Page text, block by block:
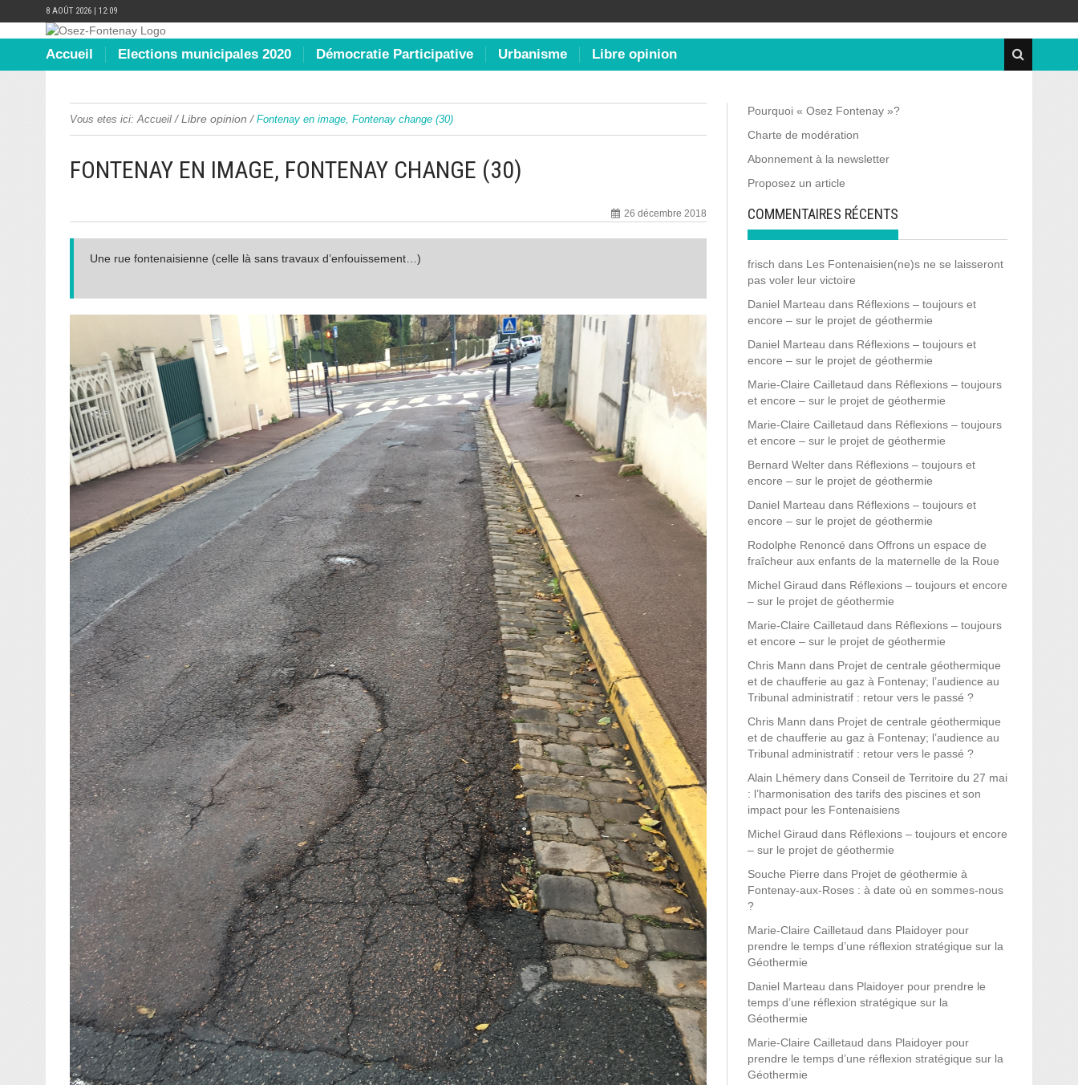
8 AOÛT 2026 | 12:09
Accueil Elections municipales 2020 Démocratie Participative Urbanisme Libre opinion
Vous etes ici: Accueil /Libre opinion / Fontenay en image, Fontenay change (30)
FONTENAY EN IMAGE, FONTENAY CHANGE (30)
26 décembre 2018
Une rue fontenaisienne (celle là sans travaux d’enfouissement…)
Pourquoi « Osez Fontenay »?
Charte de modération
Abonnement à la newsletter
Proposez un article
COMMENTAIRES RÉCENTS
frisch dans Les Fontenaisien(ne)s ne se laisseront
pas voler leur victoire
Daniel Marteau dans Réflexions – toujours et
encore – sur le projet de géothermie
Daniel Marteau dans Réflexions – toujours et
encore – sur le projet de géothermie
Marie-Claire Cailletaud dans Réflexions – toujours
et encore – sur le projet de géothermie
Marie-Claire Cailletaud dans Réflexions – toujours
et encore – sur le projet de géothermie
Bernard Welter dans Réflexions – toujours et
encore – sur le projet de géothermie
Daniel Marteau dans Réflexions – toujours et
encore – sur le projet de géothermie
Rodolphe Renoncé dans Offrons un espace de
fraîcheur aux enfants de la maternelle de la Roue
Michel Giraud dans Réflexions – toujours et encore
– sur le projet de géothermie
Marie-Claire Cailletaud dans Réflexions – toujours
et encore – sur le projet de géothermie
Chris Mann dans Projet de centrale géothermique
et de chaufferie au gaz à Fontenay; l’audience au
Tribunal administratif : retour vers le passé ?
Chris Mann dans Projet de centrale géothermique
et de chaufferie au gaz à Fontenay; l’audience au
Tribunal administratif : retour vers le passé ?
Alain Lhémery dans Conseil de Territoire du 27 mai
: l’harmonisation des tarifs des piscines et son
impact pour les Fontenaisiens
Michel Giraud dans Réflexions – toujours et encore
– sur le projet de géothermie
Souche Pierre dans Projet de géothermie à
Fontenay-aux-Roses : à date où en sommes-nous
?
Marie-Claire Cailletaud dans Plaidoyer pour
prendre le temps d’une réflexion stratégique sur la
Géothermie
Daniel Marteau dans Plaidoyer pour prendre le
temps d’une réflexion stratégique sur la
Géothermie
Marie-Claire Cailletaud dans Plaidoyer pour
prendre le temps d’une réflexion stratégique sur la
Géothermie